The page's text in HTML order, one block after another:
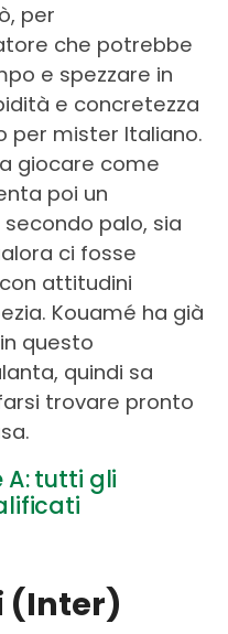
per
che potrebbe
e spezzare in
e concretezza
per mister Italiano.
giocare come
poi un
palo, sia
ci fosse
attitudini
Kouamé ha già
questo
quindi sa
trovare pronto
A: tutti gli
(Inter)